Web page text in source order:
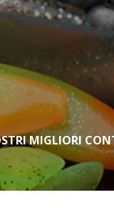
MIGLIORI